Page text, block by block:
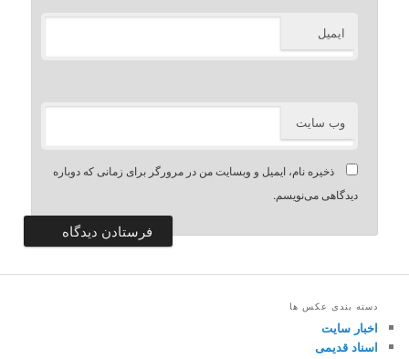
ایمیل
وب‌ سایت
ذخیره نام، ایمیل و وبسایت من در مرورگر برای زمانی که دوباره
دیدگاهی می‌نویسم.
دسته بندی عکس ها
اخبار سایت
اسناد قدیمی